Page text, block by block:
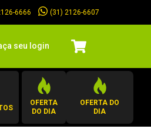
6666 (31) 2126-6607
seu login
OFERTA
DO DIA
OFERTA DO
DIA